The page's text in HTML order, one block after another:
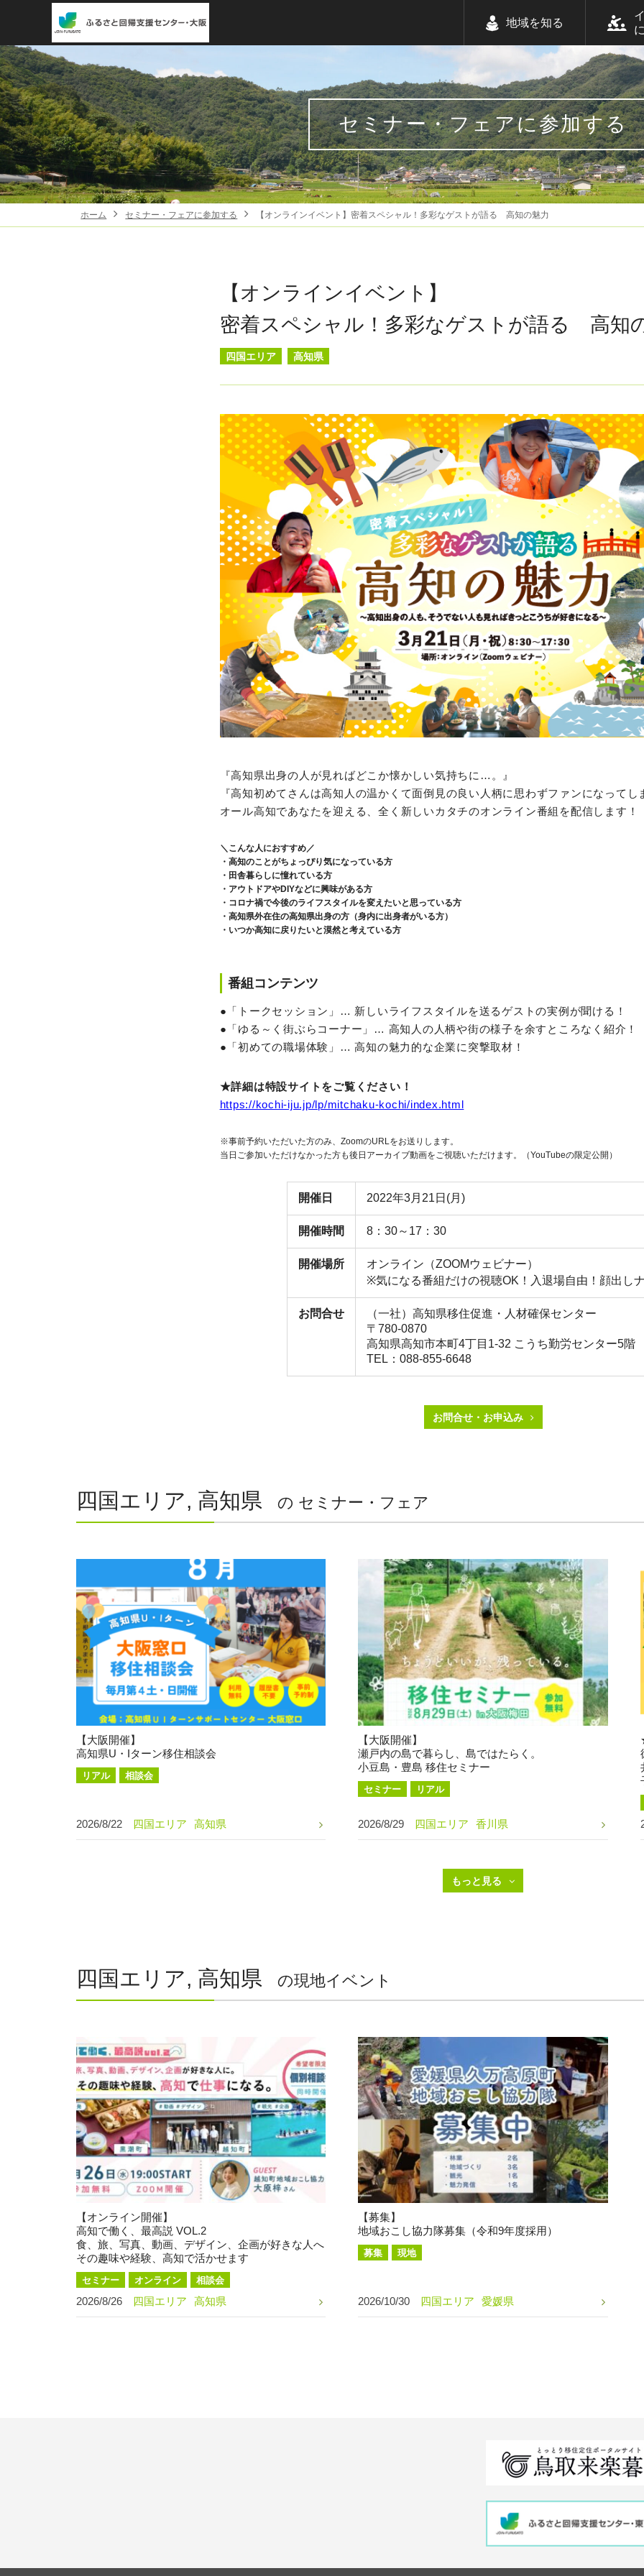
地域を知る
セミナー・フェアに参加する
ホーム セミナー・フェアに参加する 【オンラインイベント】密着スペシャル！多彩なゲストが語る 高知の魅力
【オンラインイベント】
密着スペシャル！多彩なゲストが語る 高知
四国エリア 高知県
『高知県出身の人が見ればどこか懐かしい気持ちに…。』
『高知初めてさんは高知人の温かくて面倒見の良い人柄に思わずファンになってし
オール高知であなたを迎える、全く新しいカタチのオンライン番組を配信します！
＼こんな人におすすめ／
・高知のことがちょっぴり気になっている方
・田舎暮らしに憧れている方
・アウトドアやDIYなどに興味がある方
・コロナ禍で今後のライフスタイルを変えたいと思っている方
・高知県外在住の高知県出身の方（身内に出身者がいる方）
・いつか高知に戻りたいと漠然と考えている方
番組コンテンツ
●「トークセッション」… 新しいライフスタイルを送るゲストの実例が聞ける！
●「ゆる～く街ぶらコーナー」… 高知人の人柄や街の様子を余すところなく紹介！
●「初めての職場体験」… 高知の魅力的な企業に突撃取材！
★詳細は特設サイトをご覧ください！
https://kochi-iju.jp/lp/mitchaku-kochi/index.html
※事前予約いただいた方のみ、ZoomのURLをお送りします。
当日ご参加いただけなかった方も後日アーカイブ動画をご視聴いただけます。（YouTubeの限定公開）
開催日 2022年3月21日(月)
開催時間 8：30～17：30
開催場所
オンライン（ZOOMウェビナー）
※気になる番組だけの視聴OK！入退場自由！顔出し
お問合せ
（一社）高知県移住促進・人材確保センター
〒780-0870
高知県高知市本町4丁目1-32 こうち勤労センター5階
TEL：088-855-6648
お問合せ・お申込み
四国エリア, 高知県 の セミナー・フェア
【大阪開催】
高知県U・Iターン移住相談会
リアル 相談会
2026/8/22 四国エリア 高知県
【大阪開催】
瀬戸内の島で暮らし、島ではたらく。
小豆島・豊島 移住セミナー
セミナー リアル
2026/8/29 四国エリア 香川県
四国エリア, 高知県 の現地イベント
【オンライン開催】
高知で働く、最高説 VOL.2
食、旅、写真、動画、デザイン、企画が好きな人へ
その趣味や経験、高知で活かせます
セミナー オンライン 相談会
2026/8/26 四国エリア 高知県
【募集】
地域おこし協力隊募集（令和9年度採用）
募集 現地
2026/10/30 四国エリア 愛媛県